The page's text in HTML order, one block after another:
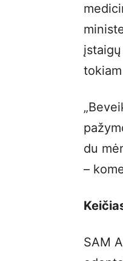
du
–
SAM